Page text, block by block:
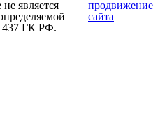
является
437 ГК РФ.
продвижение
сайта